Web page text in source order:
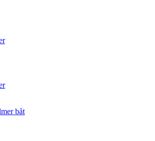
båt